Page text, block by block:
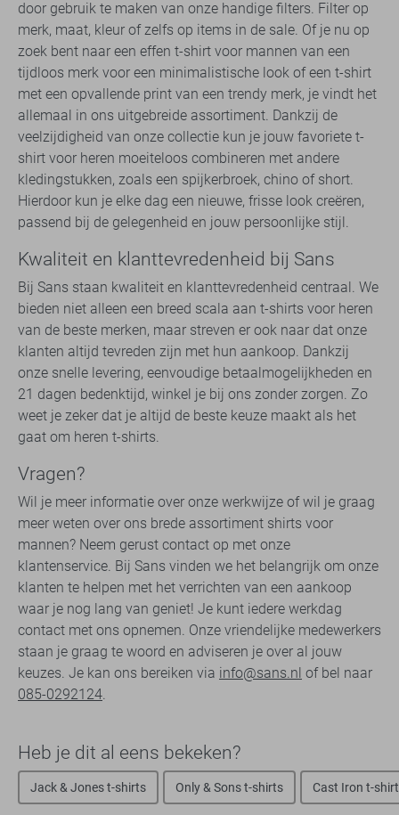
door gebruik te maken van onze handige filters. Filter op
merk, maat, kleur of zelfs op items in de sale. Of je nu op
zoek bent naar een effen t-shirt voor mannen van een
tijdloos merk voor een minimalistische look of een t-shirt
met een opvallende print van een trendy merk, je vindt het
allemaal in ons uitgebreide assortiment. Dankzij de
veelzijdigheid van onze collectie kun je jouw favoriete t-
shirt voor heren moeiteloos combineren met andere
kledingstukken, zoals een spijkerbroek, chino of short.
Hierdoor kun je elke dag een nieuwe, frisse look creëren,
passend bij de gelegenheid en jouw persoonlijke stijl.
Kwaliteit en klanttevredenheid bij Sans
Bij Sans staan kwaliteit en klanttevredenheid centraal. We
bieden niet alleen een breed scala aan t-shirts voor heren
van de beste merken, maar streven er ook naar dat onze
klanten altijd tevreden zijn met hun aankoop. Dankzij
onze snelle levering, eenvoudige betaalmogelijkheden en
21 dagen bedenktijd, winkel je bij ons zonder zorgen. Zo
weet je zeker dat je altijd de beste keuze maakt als het
gaat om heren t-shirts.
Vragen?
Wil je meer informatie over onze werkwijze of wil je graag
meer weten over ons brede assortiment shirts voor
mannen? Neem gerust contact op met onze
klantenservice. Bij Sans vinden we het belangrijk om onze
klanten te helpen met het verrichten van een aankoop
waar je nog lang van geniet! Je kunt iedere werkdag
contact met ons opnemen. Onze vriendelijke medewerkers
staan je graag te woord en adviseren je over al jouw
keuzes. Je kan ons bereiken via info@sans.nl of bel naar
085-0292124.
Heb je dit al eens bekeken?
Jack & Jones t-shirts Only & Sons t-shirts Cast Iron t-